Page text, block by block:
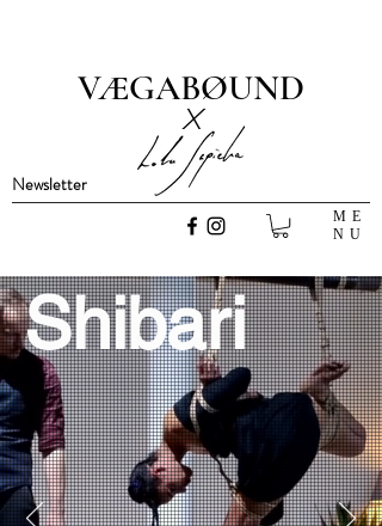
x
VÆGABØUND
Newsletter
ME
NU
Shibari